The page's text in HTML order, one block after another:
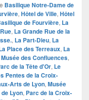
Basilique Notre-Dame de
, Hôtel de Ville, Hôtel
de Fourvière, La
, La Grande Rue de la
, La Part-Dieu, La
Place des Terreaux, La
Musée des Confluences,
de la Tête d'Or, Le
Pentes de la Croix-
Arts de Lyon, Musée
Lyon, Parc de la Croix-